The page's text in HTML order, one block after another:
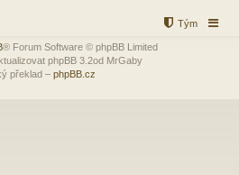
Tým
® Forum Software © phpBB Limited
phpBB 3.2od MrGaby
překlad – phpBB.cz